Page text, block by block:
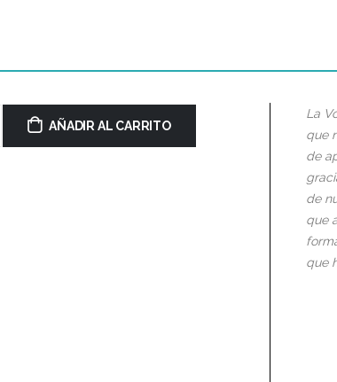
AÑADIR AL CARRITO
La
que
de
de
que
que